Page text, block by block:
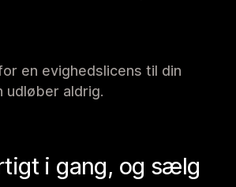
en evighedslicens til din
udløber aldrig.
i gang, og sælg